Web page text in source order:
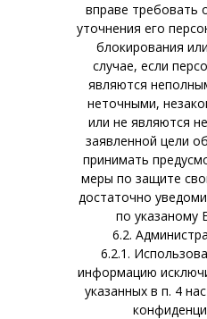
вправе требовать
уточнения его
блокирования
случае, если
являются
неточными,
или не являются
заявленной цели
принимать
меры по защите
достаточно
по указаному
6.2.
6.2.1.
информацию
указанных в п. 4